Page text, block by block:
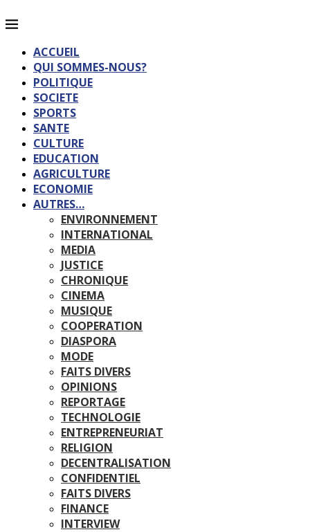
ACCUEIL
QUI SOMMES-NOUS?
POLITIQUE
SOCIETE
SPORTS
SANTE
CULTURE
EDUCATION
AGRICULTURE
ECONOMIE
AUTRES…
ENVIRONNEMENT
INTERNATIONAL
MEDIA
JUSTICE
CHRONIQUE
CINEMA
MUSIQUE
COOPERATION
DIASPORA
MODE
FAITS DIVERS
OPINIONS
REPORTAGE
TECHNOLOGIE
ENTREPRENEURIAT
RELIGION
DECENTRALISATION
CONFIDENTIEL
FAITS DIVERS
FINANCE
INTERVIEW